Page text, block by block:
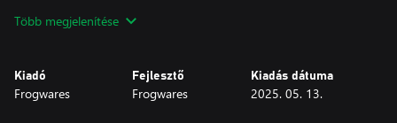
to uncover the truth of what has possessed the city… and the
Game Pillars:
- An oppressive atmosphere and story inspired by the universe
Több megjelenítése
Kiadó
Frogwares
Fejlesztő
Frogwares
Kiadás dátuma
2025. 05. 13.